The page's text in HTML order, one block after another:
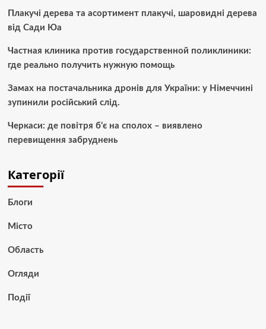
Плакучі дерева та асортимент плакучі, шаровидні дерева
від Сади Юа
Частная клиника против государственной поликлиники:
где реально получить нужную помощь
Замах на постачальника дронів для України: у Німеччині
зупинили російський слід.
Черкаси: де повітря б’є на сполох – виявлено
перевищення забруднень
Категорії
Блоги
Місто
Область
Огляди
Події